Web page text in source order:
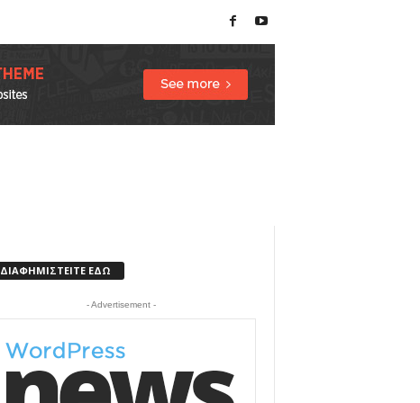
ΔΙΑΦΗΜΙΣΤΕΙΤΕ ΕΔΩ
- Advertisement -